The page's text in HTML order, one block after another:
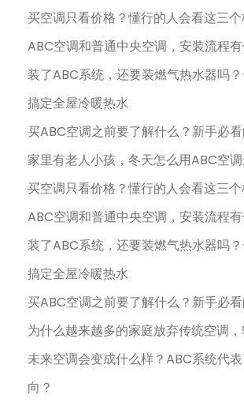
买空调只看价格？懂行的人会看这三
ABC空调和普通中央空调，安装流程
装了ABC系统，还要装燃气热水器吗
搞定全屋冷暖热水
买ABC空调之前要了解什么？新手必
家里有老人小孩，冬天怎么用ABC空调
买空调只看价格？懂行的人会看这三
ABC空调和普通中央空调，安装流程
装了ABC系统，还要装燃气热水器吗
搞定全屋冷暖热水
买ABC空调之前要了解什么？新手必
为什么越来越多的家庭放弃传统空调
未来空调会变成什么样？ABC系统代
向？